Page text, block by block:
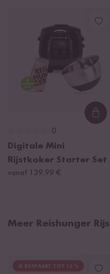
0
Digitale Mini
Rijstkoker Starter Set
vanaf 139,99 €
Meer Reishunger
JE BESPAART TOT 12 %